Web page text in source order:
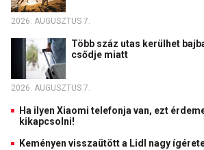
2026. AUGUSZTUS 7.
Több száz utas kerülhet
csődje miatt
2026. AUGUSZTUS 7.
Ha ilyen Xiaomi telefonja van, ezt
kikapcsolni!
Keményen visszaütött a Lidl nagy